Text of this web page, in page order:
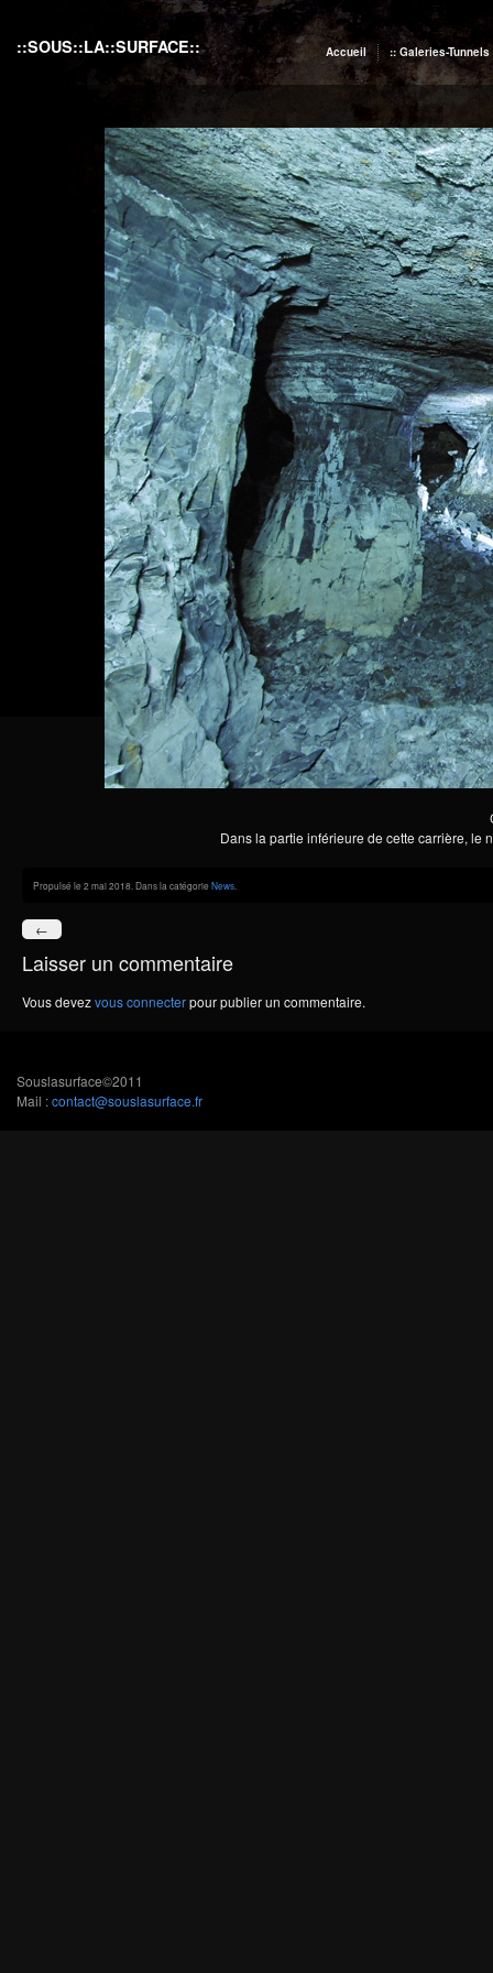
::SOUS::LA::SURFACE:: Accueil :: Galeries-Tunnels
Dans la partie inférieure de cette carrière, le
Propulsé le 2 mai 2018. Dans la catégorie News
←
Laisser un commentaire
Vous devezvous connecterpour publier un commentaire.
Souslasurface©2011
Mail :contact@souslasurface.fr